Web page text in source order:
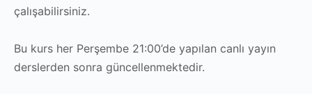
çalışabilirsiniz.
Bu kurs her Perşembe 21:00’de yapılan canlı yayın
derslerden sonra güncellenmektedir.